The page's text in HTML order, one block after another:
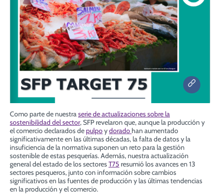
Como parte de nuestraserie de actualizaciones sobre la
sostenibilidad del sector, SFP revelaron que, aunque la producción y
el comercio declarados depulpoydoradohan aumentado
significativamente en las últimas décadas, la falta de datos y la
insuficiencia de la normativa suponen un reto para la gestión
sostenible de estas pesquerías. Además, nuestra actualización
general del estado de los sectoresT75 resumió los avances en 13
sectores pesqueros, junto con información sobre cambios
significativos en las fuentes de producción y las últimas tendencias
en la producción y el comercio.